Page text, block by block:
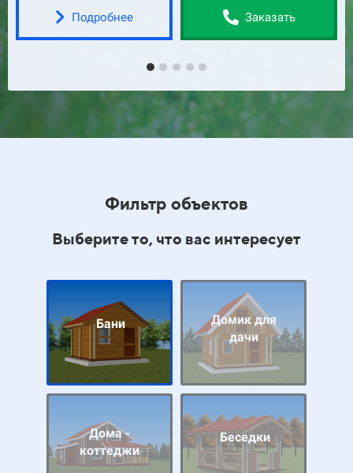
Подробнее Заказать
Фильтр объектов
Выберите то, что вас интересует
Бани
Домик для
дачи
Дома -
коттеджи
Беседки